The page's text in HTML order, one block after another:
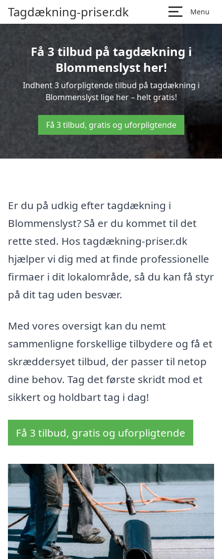
Tagdækning-priser.dk Menu
Få 3 tilbud på tagdækning i
Blommenslyst her!
Indhent 3 uforpligtende tilbud på tagdækning i
Blommenslyst lige her – helt gratis!
Få 3 tilbud, gratis og uforpligtende
Er du på udkig efter tagdækning i
Blommenslyst? Så er du kommet til det
rette sted. Hos tagdækning-priser.dk
hjælper vi dig med at finde professionelle
firmaer i dit lokalområde, så du kan få styr
på dit tag uden besvær.
Med vores oversigt kan du nemt
sammenligne forskellige tilbydere og få et
skræddersyet tilbud, der passer til netop
dine behov. Tag det første skridt mod et
sikkert og holdbart tag i dag!
Få 3 tilbud, gratis og uforpligtende